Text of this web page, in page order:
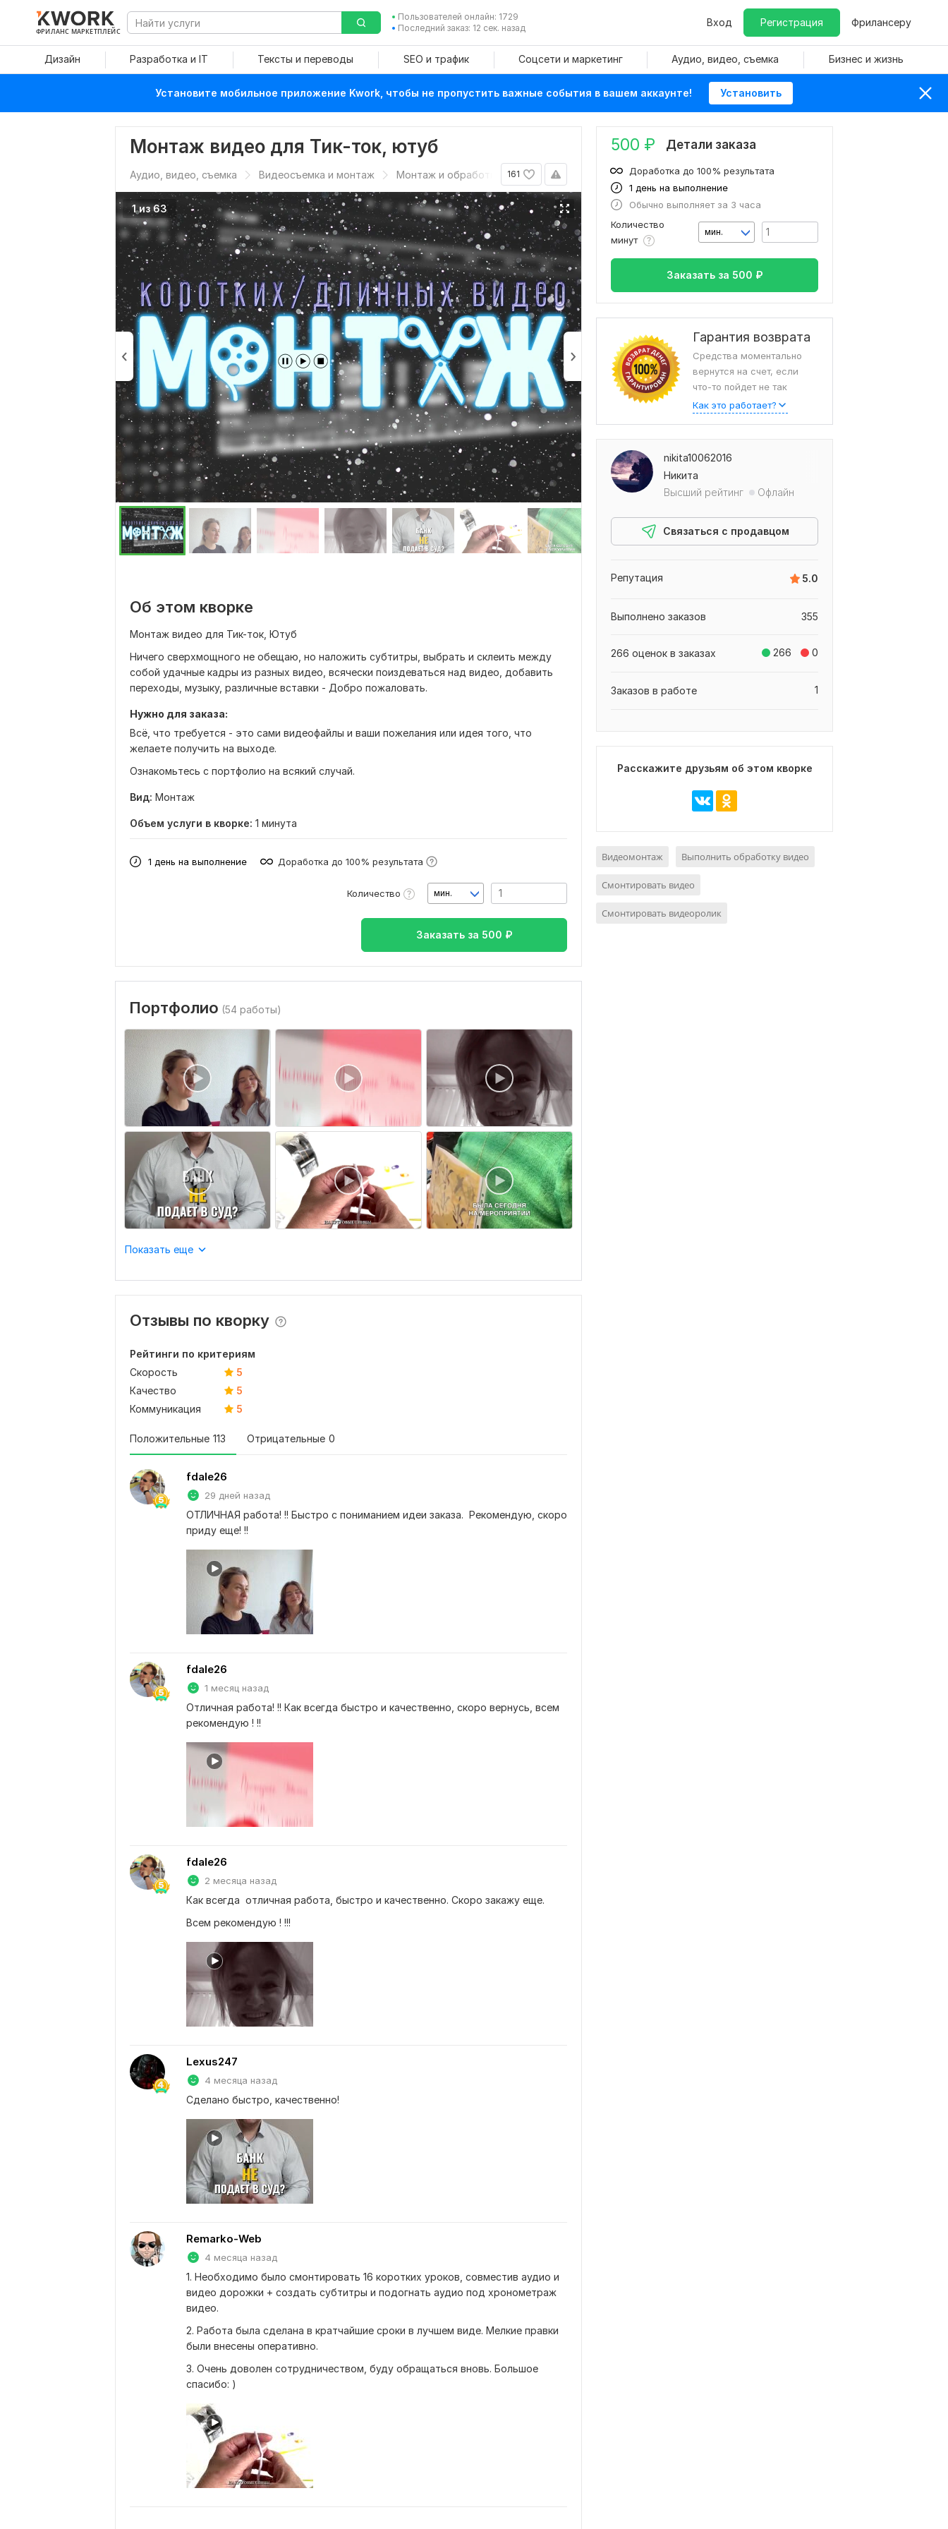
ФРИЛАНС МАРКЕТПЛЕЙС
Пользователей онлайн: 1729
Последний заказ: 12 сек. назад
Вход Регистрация Фрилансеру
Дизайн Разработка и IT Тексты и переводы SEO и трафик Соцсети и маркетинг Аудио, видео, съемка Бизнес и жизнь
Установите мобильное приложение Kwork, чтобы не пропустить важные события в вашем аккаунте! Установить
Монтаж видео для Тик-ток, ютуб
161
Аудио, видео, съемка Видеосъемка и монтаж Монтаж и обработка видео
"ОТЛИЧНАЯ работа!!! Быстро с пониманием идеи заказа. Рекомендую,
Отзыв от fdale26,
1 из 63
Об этом кворке
Монтаж видео для Тик-ток, Ютуб
Ничего сверхмощного не обещаю, но наложить субтитры, выбрать и склеить между
собой удачные кадры из разных видео, всячески поиздеваться над видео, добавить
переходы, музыку, различные вставки - Добро пожаловать.
Нужно для заказа:
Всё, что требуется - это сами видеофайлы и ваши пожелания или идея того, что
желаете получить на выходе.
Ознакомьтесь с портфолио на всякий случай.
Вид: Монтаж
Объем услуги в кворке: 1 минута
1 день на выполнение Доработка до 100% результата
Количество мин.
Заказать за 500 ₽
Портфолио (54 работы)
Показать еще
Отзывы по кворку
Рейтинги по критериям
Скорость
5
Качество
5
Коммуникация
5
Положительные 113 Отрицательные 0
fdale26
29 дней назад
ОТЛИЧНАЯ работа! !! Быстро с пониманием идеи заказа.  Рекомендую, скоро
приду еще! !!
fdale26
1 месяц назад
Отличная работа! !! Как всегда быстро и качественно, скоро вернусь, всем
рекомендую ! !!
fdale26
2 месяца назад
Как всегда  отличная работа, быстро и качественно. Скоро закажу еще.
Всем рекомендую ! !!!
Lexus247
4 месяца назад
Сделано быстро, качественно!
Remarko-Web
4 месяца назад
1. Необходимо было смонтировать 16 коротких уроков, совместив аудио и
видео дорожки + создать субтитры и подогнать аудио под хронометраж
видео.
2. Работа была сделана в кратчайшие сроки в лучшем виде. Мелкие правки
были внесены оперативно.
3. Очень доволен сотрудничеством, буду обращаться вновь. Большое
спасибо: )
500 ₽ Детали заказа
1 день на выполнение
Доработка до 100% результата
Обычно выполняет за 3 часа
Количество
минут
мин.
Заказать за 500 ₽
Гарантия возврата
Средства моментально
вернутся на счет, если
что-то пойдет не так
Как это работает?
nikita10062016
Никита
Высший рейтинг
Офлайн
Связаться с продавцом
5.0
Репутация
355
Выполнено заказов
266 0
266 оценок в заказах
1
Заказов в работе
Расскажите друзьям об этом кворке
Видеомонтаж Выполнить обработку видео
Смонтировать видео
Смонтировать видеоролик